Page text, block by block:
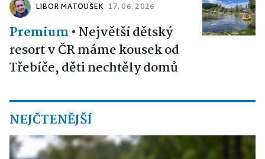
LIBOR MATOUŠEK 17. 06. 2026
Premium • Největší dětský
resort v ČR máme kousek od
Třebíče, děti nechtěly domů
NEJČTENĚJŠÍ